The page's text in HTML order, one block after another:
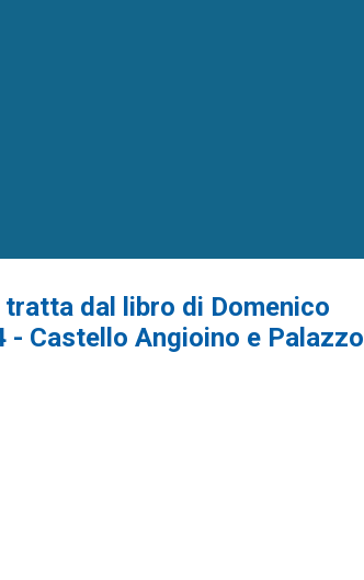
dal libro di Domenico
- Castello Angioino e Palazzo